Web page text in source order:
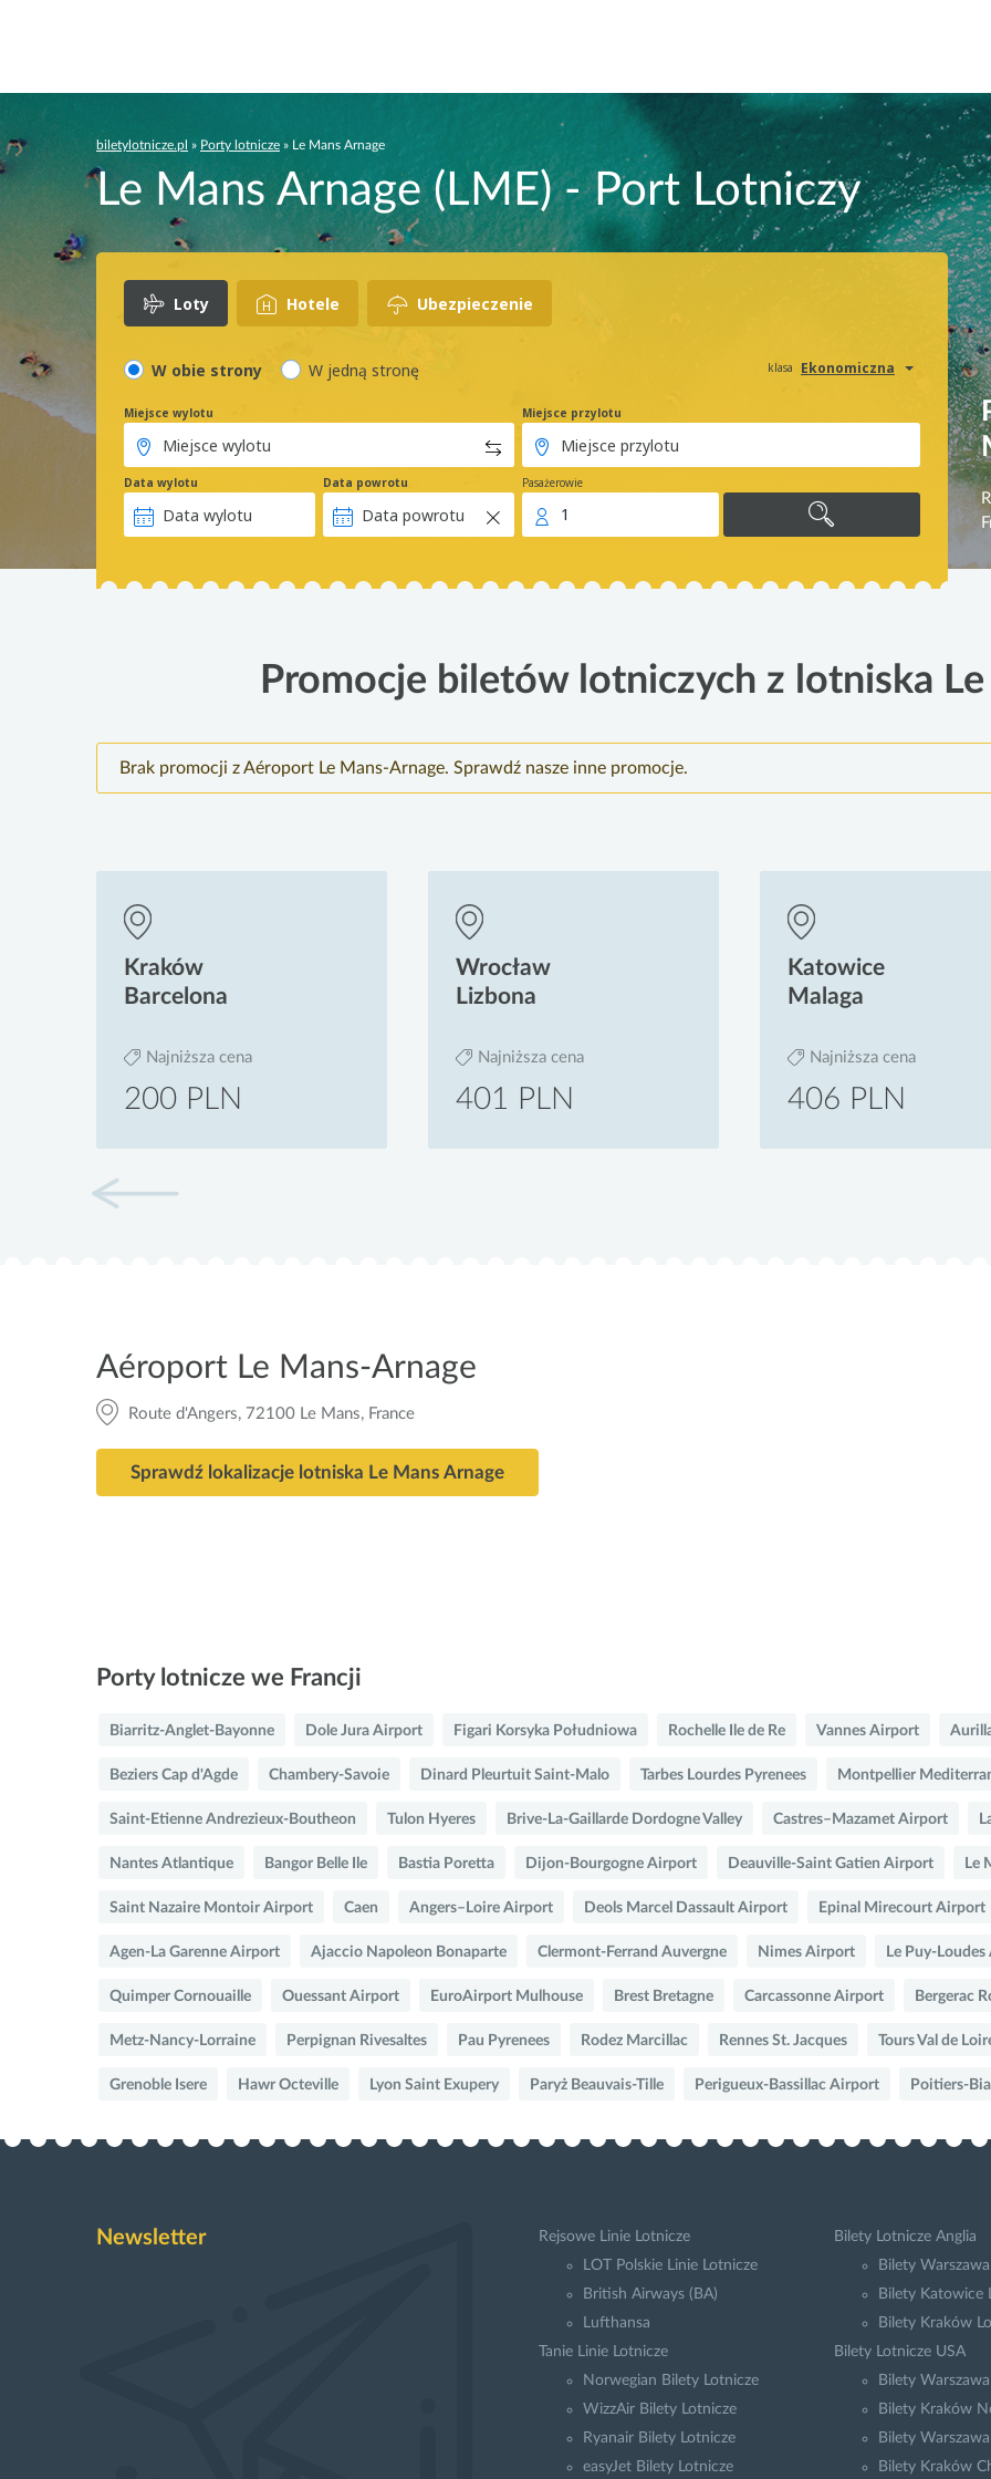
biletylotnicze.pl » Porty lotnicze » Le Mans Arnage
Le Mans Arnage (LME) - Port Lotniczy
Loty Hotele Ubezpieczenie
klasa Ekonomiczna
W obie strony W jedną stronę
Miejsce wylotu Miejsce przylotu
Data wylotu Data powrotu Pasażerowie
1
Promocje biletów lotniczych z lotniska
Brak promocji z Aéroport Le Mans-Arnage. Sprawdź nasze inne promocje.
Kraków
Barcelona
Najniższa cena
200 PLN
Wrocław
Lizbona
Najniższa cena
401 PLN
Katowice
Malaga
Najniższa cena
406 PLN
Aéroport Le Mans-Arnage
Route d'Angers, 72100 Le Mans, France
Sprawdź lokalizacje lotniska Le Mans Arnage
Porty lotnicze we Francji
Biarritz-Anglet-Bayonne Dole Jura Airport Figari Korsyka Południowa Rochelle Ile de Re Vannes Airport
Beziers Cap d'Agde Chambery-Savoie Dinard Pleurtuit Saint-Malo Tarbes Lourdes Pyrenees Montpellier
Saint-Etienne Andrezieux-Boutheon Tulon Hyeres Brive-La-Gaillarde Dordogne Valley Castres–Mazamet Airport
Nantes Atlantique Bangor Belle Ile Bastia Poretta Dijon-Bourgogne Airport Deauville-Saint Gatien Airport Le
Saint Nazaire Montoir Airport Caen Angers–Loire Airport Deols Marcel Dassault Airport Epinal Mirecourt Airport
Agen-La Garenne Airport Ajaccio Napoleon Bonaparte Clermont-Ferrand Auvergne Nimes Airport Le Puy-
Quimper Cornouaille Ouessant Airport EuroAirport Mulhouse Brest Bretagne Carcassonne Airport Bergerac
Metz-Nancy-Lorraine Perpignan Rivesaltes Pau Pyrenees Rodez Marcillac Rennes St. Jacques Tours Val de
Grenoble Isere Hawr Octeville Lyon Saint Exupery Paryż Beauvais-Tille Perigueux-Bassillac Airport Poitiers-
Newsletter
Rejsowe Linie Lotnicze
LOT Polskie Linie Lotnicze
British Airways (BA)
Lufthansa
Tanie Linie Lotnicze
Norwegian Bilety Lotnicze
WizzAir Bilety Lotnicze
Ryanair Bilety Lotnicze
easyJet Bilety Lotnicze
Bilety Lotnicze Anglia
Bilety
Bilety Katowice
Bilety Kraków
Bilety Lotnicze USA
Bilety
Bilety Kraków
Bilety
Bilety Kraków